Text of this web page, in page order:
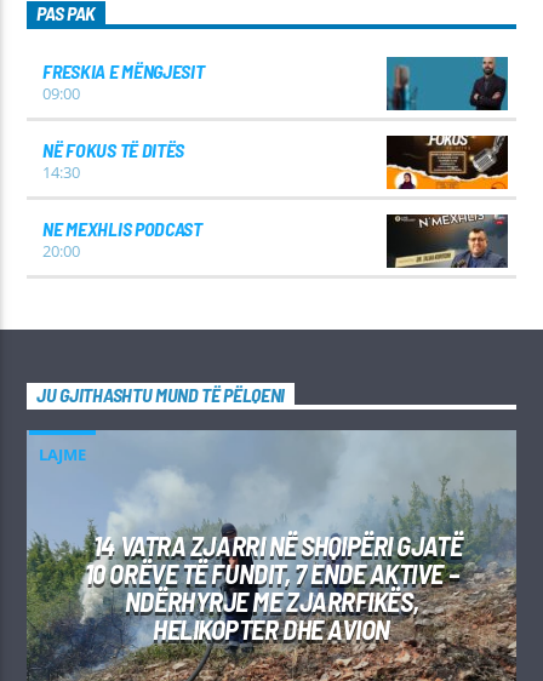
PAS PAK
FRESKIA E MËNGJESIT
09:00
NË FOKUS TË DITËS
14:30
NE MEXHLIS PODCAST
20:00
JU GJITHASHTU MUND TË PËLQENI
LAJME
14 VATRA ZJARRI NË SHQIPËRI GJATË
10 ORËVE TË FUNDIT, 7 ENDE AKTIVE –
NDËRHYRJE ME ZJARRFIKËS,
HELIKOPTER DHE AVION